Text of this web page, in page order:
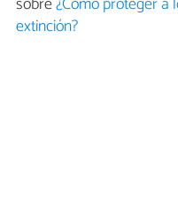
extinción?